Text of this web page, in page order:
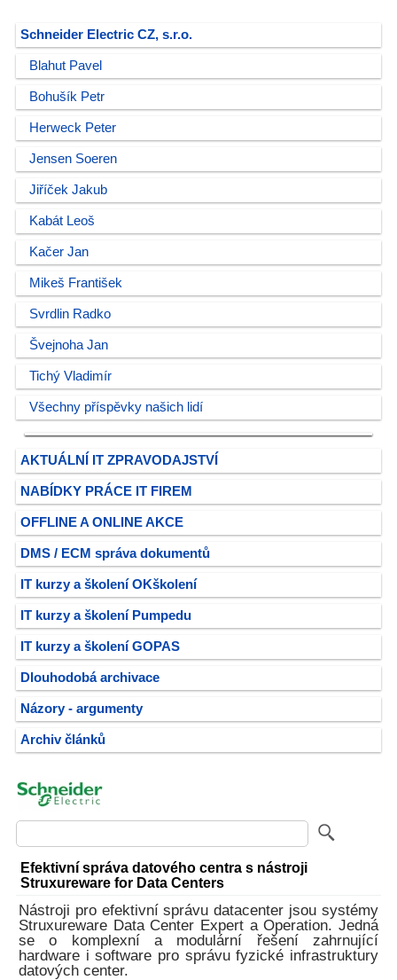
Schneider Electric CZ, s.r.o.
Blahut Pavel
Bohušík Petr
Herweck Peter
Jensen Soeren
Jiříček Jakub
Kabát Leoš
Kačer Jan
Mikeš František
Svrdlin Radko
Švejnoha Jan
Tichý Vladimír
Všechny příspěvky našich lidí
AKTUÁLNÍ IT ZPRAVODAJSTVÍ
NABÍDKY PRÁCE IT FIREM
OFFLINE A ONLINE AKCE
DMS / ECM správa dokumentů
IT kurzy a školení OKškolení
IT kurzy a školení Pumpedu
IT kurzy a školení GOPAS
Dlouhodobá archivace
Názory - argumenty
Archiv článků
Efektivní správa datového centra s nástroji
Struxureware for Data Centers
Nástroji pro efektivní správu datacenter jsou systémy
Struxureware Data Center Expert a Operation. Jedná
se o komplexní a modulární řešení zahrnující
hardware i software pro správu fyzické infrastruktury
datových center.